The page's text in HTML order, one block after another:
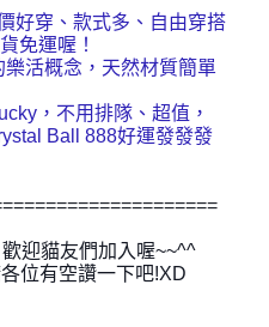
好穿、款式多、自由穿搭
免運喔！
活概念，天然材質簡單
，不用排隊、超值，
Ball 888好運發發發
迎貓友們加入喔~~^^
位有空讚一下吧!XD